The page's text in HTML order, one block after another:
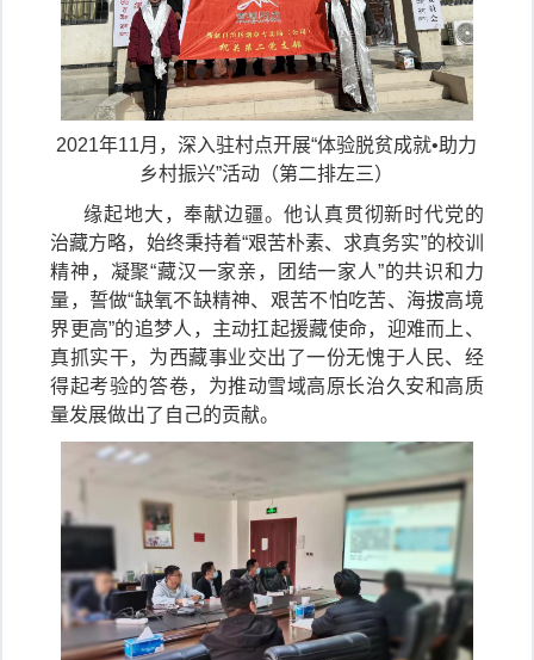
2021年11月，深入驻村点开展“体验脱贫成就•助力
乡村振兴”活动（第二排左三）
缘起地大，奉献边疆。他认真贯彻新时代党的
治藏方略，始终秉持着“艰苦朴素、求真务实”的校训
精神，凝聚“藏汉一家亲，团结一家人”的共识和力
量，誓做“缺氧不缺精神、艰苦不怕吃苦、海拔高境
界更高”的追梦人，主动扛起援藏使命，迎难而上、
真抓实干，为西藏事业交出了一份无愧于人民、经
得起考验的答卷，为推动雪域高原长治久安和高质
量发展做出了自己的贡献。